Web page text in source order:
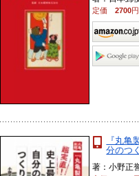
定価2700
『丸
分のつ
著：小野正